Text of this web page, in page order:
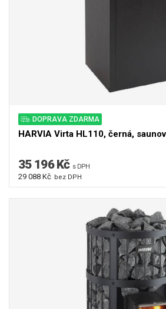
DOPRAVA ZDARMA
HARVIA Virta HL110, černá,
35 196 Kč s DPH
29 088 Kč bez DPH